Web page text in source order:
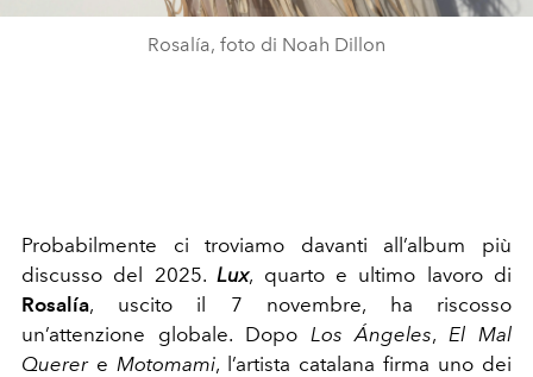
Rosalía, foto di Noah Dillon
Probabilmente ci troviamo davanti all’album più
discusso del 2025.Lux, quarto e ultimo lavoro di
Rosalía, uscito il 7 novembre, ha riscosso
un’attenzione globale. Dopo Los Ángeles, El Mal
Querere Motomami, l’artista catalana firma uno dei